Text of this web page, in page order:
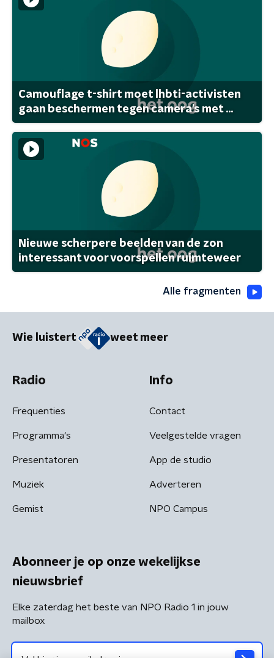
Camouflage t-shirt moet lhbti-activisten
gaan beschermen tegen camera's met ...
Nieuwe scherpere beelden van de zon
interessant voor voorspellen ruimteweer
Alle fragmenten
Wie luistert weet meer
Radio
Frequenties
Programma's
Presentatoren
Muziek
Gemist
Info
Contact
Veelgestelde vragen
App de studio
Adverteren
NPO Campus
Abonneer je op onze wekelijkse
nieuwsbrief
Elke zaterdag het beste van NPO Radio 1 in jouw
mailbox